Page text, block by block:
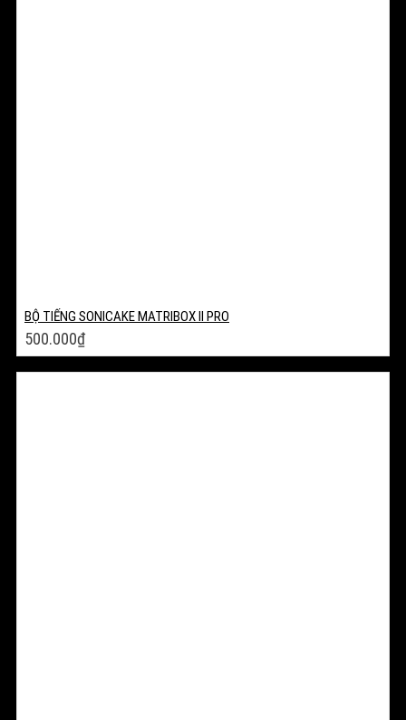
BỘ TIẾNG SONICAKE MATRIBOX II PRO
500.000₫